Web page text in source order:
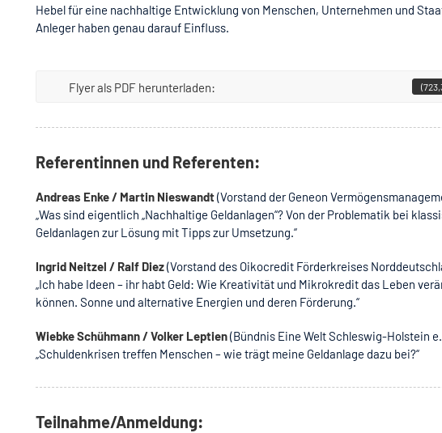
Hebel für eine nachhaltige Entwicklung von Menschen, Unternehmen und
Anleger haben genau darauf Einfluss.
Flyer als PDF herunterladen:
Referentinnen und Referenten:
Andreas Enke / Martin Nieswandt(Vorstand der Geneon
„Was sind eigentlich „Nachhaltige Geldanlagen“? Von der Problematik bei
Geldanlagen zur Lösung mit Tipps zur Umsetzung.“
Ingrid Neitzel / Ralf Diez(Vorstand des Oikocredit Förderkreises
„Ich habe Ideen – ihr habt Geld: Wie Kreativität und Mikrokredit das Leben
können. Sonne und alternative Energien und deren Förderung.“
Wiebke Schühmann / Volker Leptien(Bündnis Eine Welt Schleswig-Holstein
„Schuldenkrisen treffen Menschen – wie trägt meine Geldanlage dazu bei?“
Teilnahme/Anmeldung: